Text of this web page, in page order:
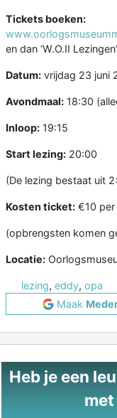
Tickets boeken:
en dan ‘W.O.II Lezingen’
Datum: vrijdag 23 juni
Avondmaal: 18:30
Inloop: 19:15
Start lezing: 20:00
(De lezing bestaat uit
Kosten ticket: €10
(opbrengsten komen
Locatie:
lezing, eddy, opa
Maak
Heb je een